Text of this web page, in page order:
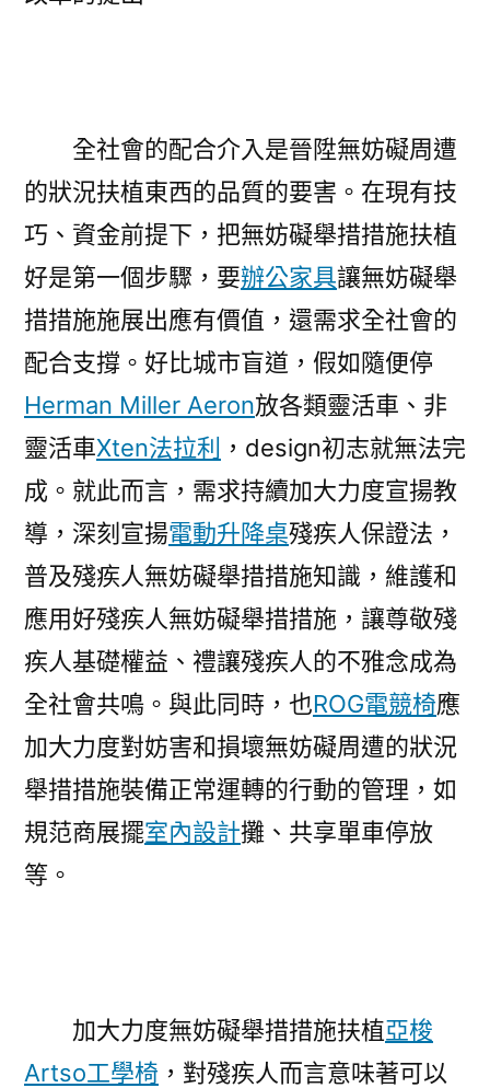
全社會的配合介入是晉陞無妨礙周遭
的狀況扶植東西的品質的要害。在現有技
巧、資金前提下，把無妨礙舉措措施扶植
好是第一個步驟，要辦公家具讓無妨礙舉
措措施施展出應有價值，還需求全社會的
配合支撐。好比城市盲道，假如隨便停
Herman Miller Aeron放各類靈活車、非
靈活車Xten法拉利 ，design初志就無法完
成。就此而言，需求持續加大力度宣揚教
導，深刻宣揚電動升降桌殘疾人保證法，
普及殘疾人無妨礙舉措措施知識，維護和
應用好殘疾人無妨礙舉措措施，讓尊敬殘
疾人基礎權益、禮讓殘疾人的不雅念成為
全社會共鳴。與此同時，也ROG電競椅應
加大力度對妨害和損壞無妨礙周遭的狀況
舉措措施裝備正常運轉的行動的管理，如
規范商展擺室內設計攤、共享單車停放
等。
加大力度無妨礙舉措措施扶植亞梭
Artso工學椅 ，對殘疾人而言意味著可以